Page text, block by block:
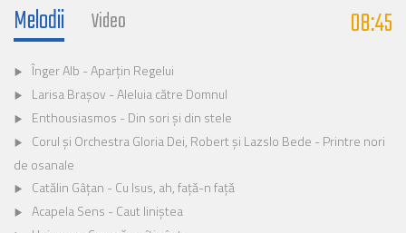
Melodii Video 08:45
Înger Alb - Aparțin Regelui
Larisa Brașov - Aleluia către Domnul
Enthousiasmos - Din sori și din stele
Corul și Orchestra Gloria Dei, Robert și Lazslo Bede - Printre nori
de osanale
Catălin Gâțan - Cu Isus, ah, față-n față
Acapela Sens - Caut liniștea